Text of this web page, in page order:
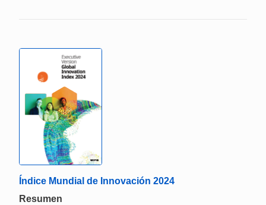
Índice Mundial de Innovación 2024
Resumen